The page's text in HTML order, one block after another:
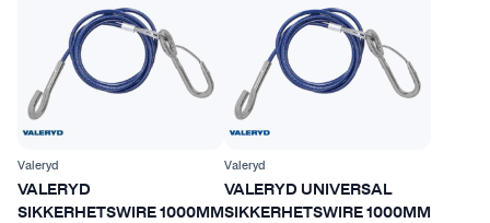
Valeryd
VALERYD
SIKKERHETSWIRE 1000MM
Valeryd
VALERYD UNIVERSAL
SIKKERHETSWIRE 1000MM